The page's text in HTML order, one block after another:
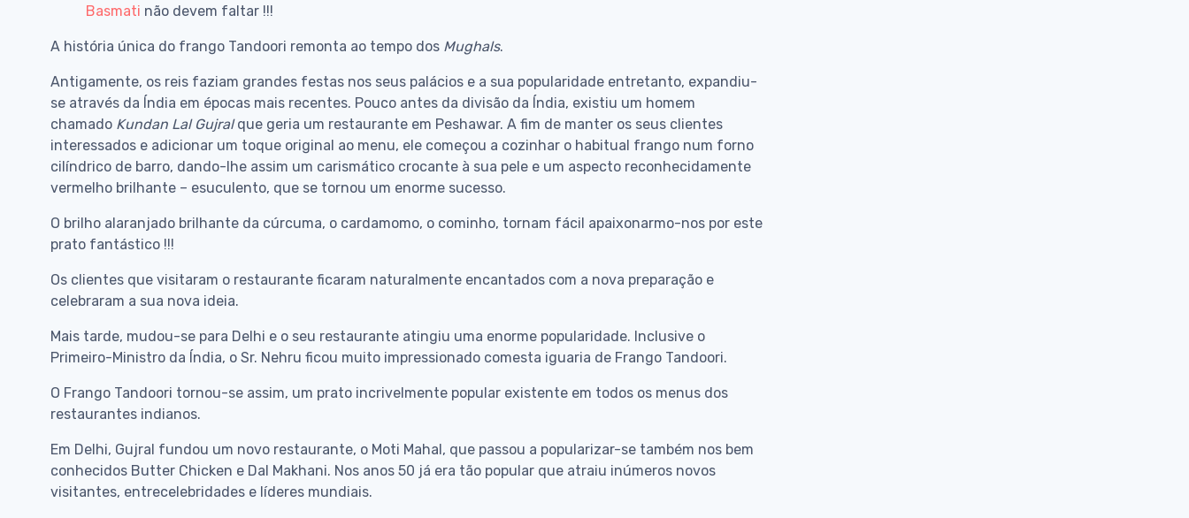
Basmati não devem faltar !!!
A história única do frango Tandoori remonta ao tempo dos Mughals.
Antigamente, os reis faziam grandes festas nos seus palácios e a sua popularidade entretanto, expandiu-
se através da Índia em épocas mais recentes. Pouco antes da divisão da Índia, existiu um homem
chamado Kundan Lal Gujralque geria um restaurante em Peshawar. A fim de manter os seus clientes
interessados e adicionar um toque original ao menu, ele começou a cozinhar o habitual frango num forno
cilíndrico de barro, dando-lhe assim um carismático crocante à sua pele e um aspecto reconhecidamente
vermelho brilhante – esuculento, que se tornou um enorme sucesso.
O brilho alaranjado brilhante da cúrcuma, o cardamomo, o cominho, tornam fácil apaixonarmo-nos por este
prato fantástico !!!
Os clientes que visitaram o restaurante ficaram naturalmente encantados com a nova preparação e
celebraram a sua nova ideia.
Mais tarde, mudou-se para Delhi e o seu restaurante atingiu uma enorme popularidade. Inclusive o
Primeiro-Ministro da Índia, o Sr. Nehru ficou muito impressionado comesta iguaria de Frango Tandoori.
O Frango Tandoori tornou-se assim, um prato incrivelmente popular existente em todos os menus dos
restaurantes indianos.
Em Delhi, Gujral fundou um novo restaurante, o Moti Mahal, que passou a popularizar-se também nos bem
conhecidos Butter Chicken e Dal Makhani. Nos anos 50 já era tão popular que atraiu inúmeros novos
visitantes, entrecelebridades e líderes mundiais.